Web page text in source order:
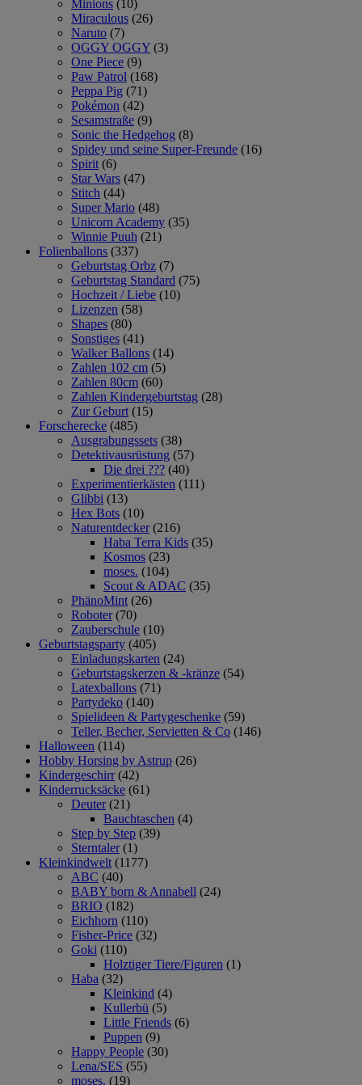
Minions (10)
Miraculous (26)
Naruto (7)
OGGY OGGY (3)
One Piece (9)
Paw Patrol (168)
Peppa Pig (71)
Pokémon (42)
Sesamstraße (9)
Sonic the Hedgehog (8)
Spidey und seine Super-Freunde (16)
Spirit (6)
Star Wars (47)
Stitch (44)
Super Mario (48)
Unicorn Academy (35)
Winnie Puuh (21)
Folienballons (337)
Geburtstag Orbz (7)
Geburtstag Standard (75)
Hochzeit / Liebe (10)
Lizenzen (58)
Shapes (80)
Sonstiges (41)
Walker Ballons (14)
Zahlen 102 cm (5)
Zahlen 80cm (60)
Zahlen Kindergeburtstag (28)
Zur Geburt (15)
Forscherecke (485)
Ausgrabungssets (38)
Detektivausrüstung (57)
Die drei ??? (40)
Experimentierkästen (111)
Glibbi (13)
Hex Bots (10)
Naturentdecker (216)
Haba Terra Kids (35)
Kosmos (23)
moses. (104)
Scout & ADAC (35)
PhänoMint (26)
Roboter (70)
Zauberschule (10)
Geburtstagsparty (405)
Einladungskarten (24)
Geburtstagskerzen & -kränze (54)
Latexballons (71)
Partydeko (140)
Spielideen & Partygeschenke (59)
Teller, Becher, Servietten & Co (146)
Halloween (114)
Hobby Horsing by Astrup (26)
Kindergeschirr (42)
Kinderrucksäcke (61)
Deuter (21)
Bauchtaschen (4)
Step by Step (39)
Sterntaler (1)
Kleinkindwelt (1177)
ABC (40)
BABY born & Annabell (24)
BRIO (182)
Eichhorn (110)
Fisher-Price (32)
Goki (110)
Holztiger Tiere/Figuren (1)
Haba (32)
Kleinkind (4)
Kullerbü (5)
Little Friends (6)
Puppen (9)
Happy People (30)
Lena/SES (55)
moses. (19)